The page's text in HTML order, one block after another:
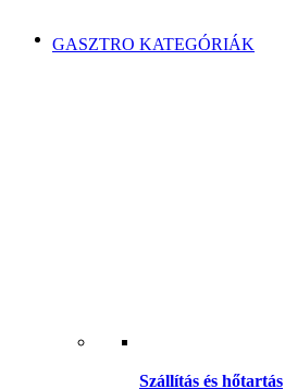
GASZTRO KATEGÓRIÁK
Szállítás és hőtartás